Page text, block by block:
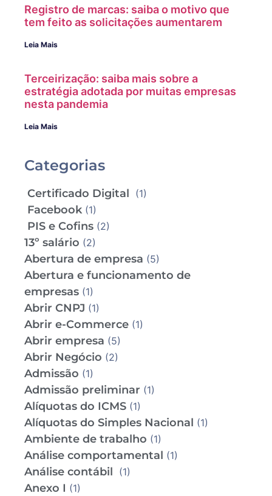
Registro de marcas: saiba o motivo que
tem feito as solicitações aumentarem
Leia Mais
Terceirização: saiba mais sobre a
estratégia adotada por muitas empresas
nesta pandemia
Leia Mais
Categorias
Certificado Digital (1)
Facebook(1)
PIS e Cofins (2)
13º salário (2)
Abertura de empresa (5)
Abertura e funcionamento de
empresas (1)
Abrir CNPJ (1)
Abrir e-Commerce (1)
Abrir empresa (5)
Abrir Negócio (2)
Admissão (1)
Admissão preliminar (1)
Alíquotas do ICMS (1)
Alíquotas do Simples Nacional (1)
Ambiente de trabalho (1)
Análise comportamental (1)
Análise contábil (1)
Anexo I (1)